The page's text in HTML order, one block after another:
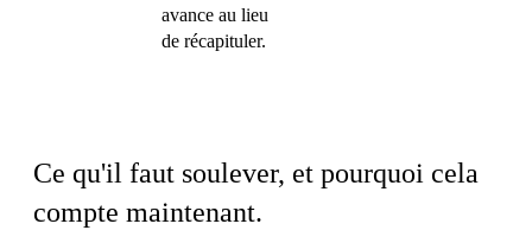
avance au lieu
de récapituler.
Ce qu'il faut soulever, et pourquoi cela
compte maintenant.